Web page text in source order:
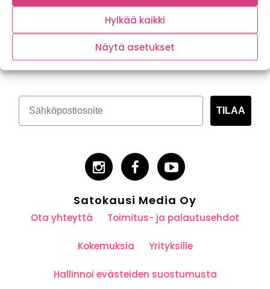
Hylkää kaikki
Näytä asetukset
Tilaa kasvispitoinen uutiskirje
TILAA
Satokausi Media Oy
Ota yhteyttä Toimitus- ja palautusehdot
Kokemuksia Yrityksille
Hallinnoi evästeiden suostumusta